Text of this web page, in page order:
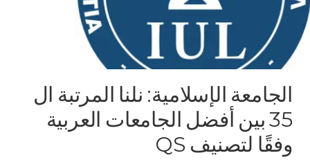
الجامعة الإسلامية: نلنا المرتبة ال
35 بين أفضل الجامعات العربية
وفقًا لتصنيف QS